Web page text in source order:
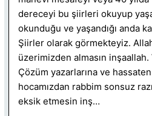
dereceyi bu şiirleri okuyup
okunduğu ve yaşandığı anda
Şiirler olarak görmekteyiz.
üzerimizden almasın
Çözüm yazarlarına ve
hocamızdan rabbim sonsuz
eksik etmesin inş…